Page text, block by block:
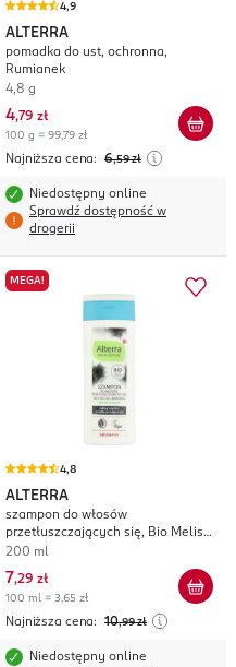
4,9
ALTERRA
pomadka do ust, ochronna,
Rumianek
4,8 g
4,79 zł
100 g = 99,79 zł
Najniższa cena: 6,59 zł
Niedostępny online
Sprawdź dostępność w
drogerii
MEGA!
4,8
ALTERRA
szampon do włosów
przetłuszczających się, Bio Melisa
Lekarska
200 ml
7,29 zł
100 ml = 3,65 zł
Najniższa cena: 10,99 zł
Niedostępny online